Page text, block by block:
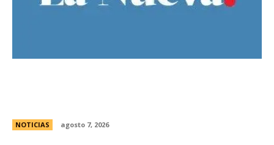
NOTICIAS agosto 7, 2026